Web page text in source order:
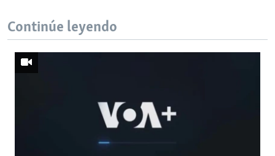
Continúe leyendo